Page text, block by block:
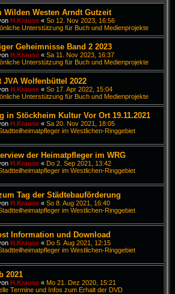
Wilden Westen Arndt Gutzeit
H.Krause « So 12. Nov 2023, 16:56
Unterstützung für Buch und Medienprojekte
Geheimnisse Band 2 2023
H.Krause « Sa 11. Nov 2023, 16:37
Unterstützung für Buch und Medienprojekte
JVA Wolfenbüttel 2022
H.Krause « So 17. Apr 2022, 15:04
Unterstützung für Buch und Medienprojekte
in Stöckheim Kultur Vor Ort 19.11.2021
H.Krause « Sa 20. Nov 2021, 18:05
im Westlichen-Ringgebiet
der Heimatpfleger im WRG
H.Krause « Do 2. Sep 2021, 13:42
im Westlichen-Ringgebiet
Tag der Städtebauförderung
H.Krause « So 8. Aug 2021, 16:40
im Westlichen-Ringgebiet
Information und Download
H.Krause « Do 5. Aug 2021, 12:15
im Westlichen-Ringgebiet
2021
H.Krause « Mo 21. Dez 2020, 15:21
Termine und Infos zum Erhalt der DVD